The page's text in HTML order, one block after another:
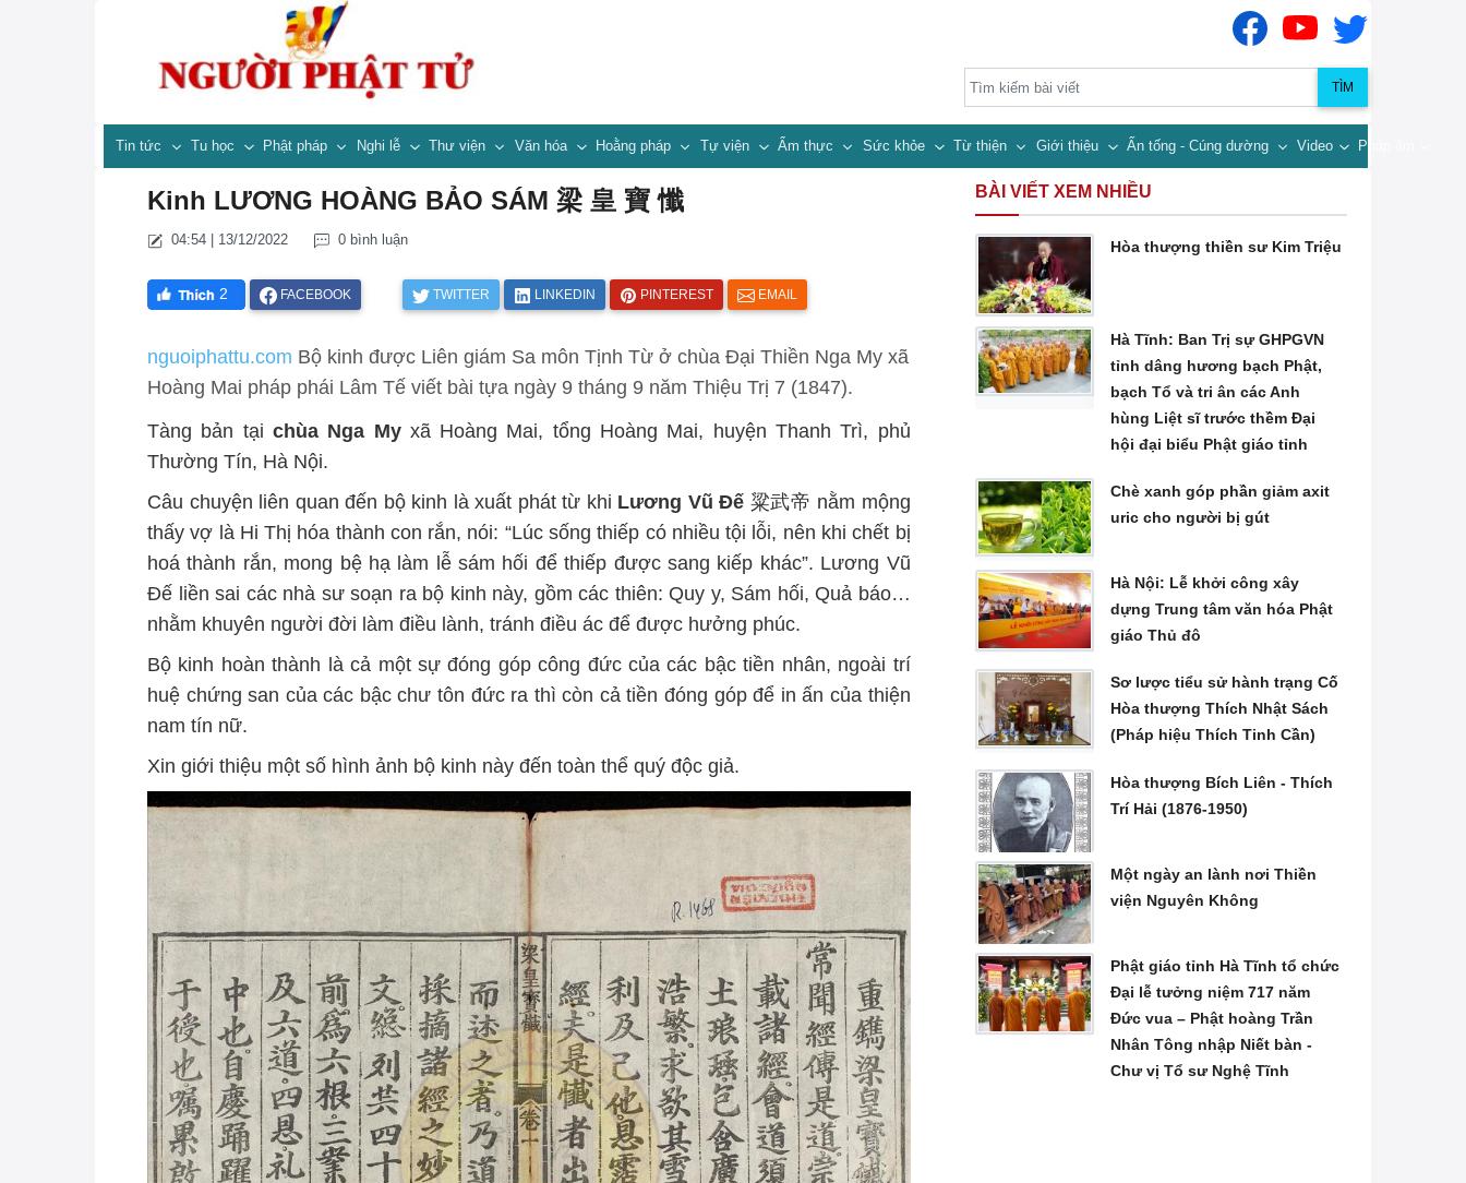
TÌM
Tin tức Tu học Phật pháp Nghi lễ Thư viện Văn hóa Hoằng pháp Tự viện Ẩm thực Sức khỏe Từ thiện Giới thiệu Ấn tống - Cúng dường Video Pháp âm
Kinh LƯƠNG HOÀNG BẢO SÁM 梁 皇 寶 懺
04:54 | 13/12/2022 0 bình luận
2 FACEBOOK TWITTER LINKEDIN PINTEREST EMAIL
nguoiphattu.com Bộ kinh được Liên giám Sa môn Tịnh Từ ở chùa Đại Thiền Nga My xã
Hoàng Mai pháp phái Lâm Tế viết bài tựa ngày 9 tháng 9 năm Thiệu Trị 7 (1847).
Tàng bản tại chùa Nga My xã Hoàng Mai, tổng Hoàng Mai, huyện Thanh Trì, phủ
Thường Tín, Hà Nội.
Câu chuyện liên quan đến bộ kinh là xuất phát từ khi Lương Vũ Đế 粱武帝 nằm mộng
thấy vợ là Hi Thị hóa thành con rắn, nói: “Lúc sống thiếp có nhiều tội lỗi, nên khi chết bị
hoá thành rắn, mong bệ hạ làm lễ sám hối để thiếp được sang kiếp khác”. Lương Vũ
Đế liền sai các nhà sư soạn ra bộ kinh này, gồm các thiên: Quy y, Sám hối, Quả báo…
nhằm khuyên người đời làm điều lành, tránh điều ác để được hưởng phúc.
Bộ kinh hoàn thành là cả một sự đóng góp công đức của các bậc tiền nhân, ngoài trí
huệ chứng san của các bậc chư tôn đức ra thì còn cả tiền đóng góp để in ấn của thiện
nam tín nữ.
Xin giới thiệu một số hình ảnh bộ kinh này đến toàn thể quý độc giả.
BÀI VIẾT XEM NHIỀU
Hòa thượng thiền sư Kim Triệu
Hà Tĩnh: Ban Trị sự GHPGVN
tỉnh dâng hương bạch Phật,
bạch Tổ và tri ân các Anh
hùng Liệt sĩ trước thềm Đại
hội đại biểu Phật giáo tỉnh
Chè xanh góp phần giảm axit
uric cho người bị gút
Hà Nội: Lễ khởi công xây
dựng Trung tâm văn hóa Phật
giáo Thủ đô
Sơ lược tiểu sử hành trạng Cố
Hòa thượng Thích Nhật Sách
(Pháp hiệu Thích Tinh Cần)
Hòa thượng Bích Liên - Thích
Trí Hải (1876-1950)
Một ngày an lành nơi Thiền
viện Nguyên Không
Phật giáo tỉnh Hà Tĩnh tổ chức
Đại lễ tưởng niệm 717 năm
Đức vua – Phật hoàng Trần
Nhân Tông nhập Niết bàn -
Chư vị Tổ sư Nghệ Tĩnh